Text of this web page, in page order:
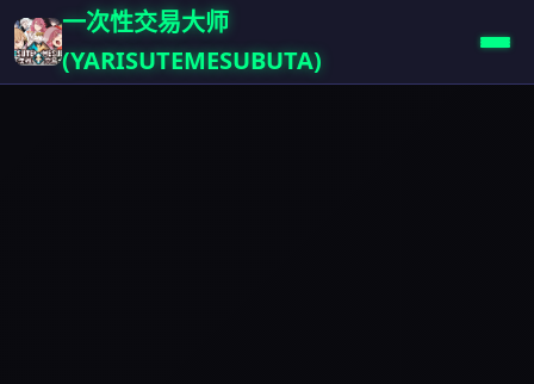
一次性交易大师
(YARISUTEMESUBUTA)